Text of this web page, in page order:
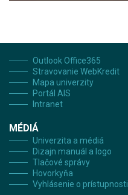
Outlook Office365
Stravovanie WebKredit
Mapa univerzity
Portál AIS
Intranet
MÉDIÁ
Univerzita a médiá
Dizajn manuál a logo
Tlačové správy
Hovorkyňa
Vyhlásenie o prístupnosti